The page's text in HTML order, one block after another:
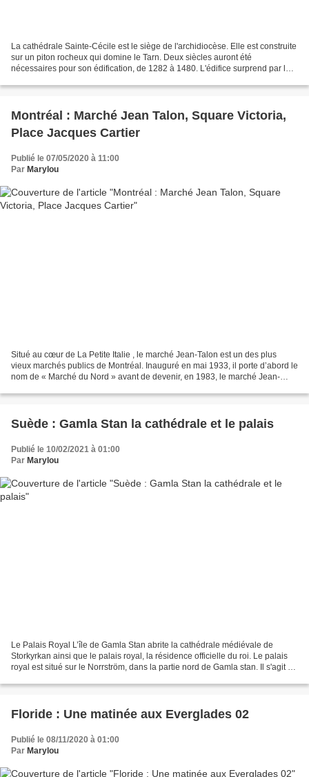
La cathédrale Sainte-Cécile est le siège de l'archidiocèse. Elle est construite
sur un piton rocheux qui domine le Tarn. Deux siècles auront été
nécessaires pour son édification, de 1282 à 1480. L'édifice surprend par le
Montréal : Marché Jean Talon, Square Victoria,
Place Jacques Cartier
Publié le 07/05/2020 à 11:00
Par Marylou
Situé au cœur de La Petite Italie , le marché Jean-Talon est un des plus
vieux marchés publics de Montréal. Inauguré en mai 1933, il porte d’abord le
nom de « Marché du Nord » avant de devenir, en 1983, le marché Jean-
Suède : Gamla Stan la cathédrale et le palais
Publié le 10/02/2021 à 01:00
Par Marylou
Le Palais Royal L’île de Gamla Stan abrite la cathédrale médiévale de
Storkyrkan ainsi que le palais royal, la résidence officielle du roi. Le palais
royal est situé sur le Norrström, dans la partie nord de Gamla stan. Il s'agit de
Floride : Une matinée aux Everglades 02
Publié le 08/11/2020 à 01:00
Par Marylou